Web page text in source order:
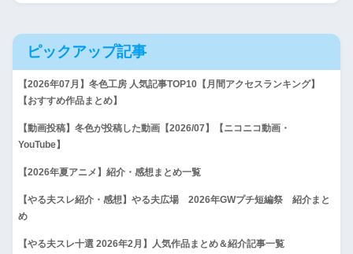
ピックアップ記事
【2026年07月】冬色工房 人気記事TOP10【月間アクセスランキング】
【おすすめ作品まとめ】
【動画投稿】冬色が投稿した動画【2026/07】【ニコニコ動画・
YouTube】
【2026年夏アニメ】紹介・感想まとめ一覧
【やる夫スレ紹介・感想】やる夫広場 2026年GWプチ短編祭 紹介まと
め
【やる夫スレ十選 2026年2月】人気作品まとめ＆紹介記事一覧